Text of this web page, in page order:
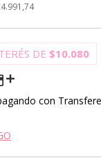
DE $10.080
con